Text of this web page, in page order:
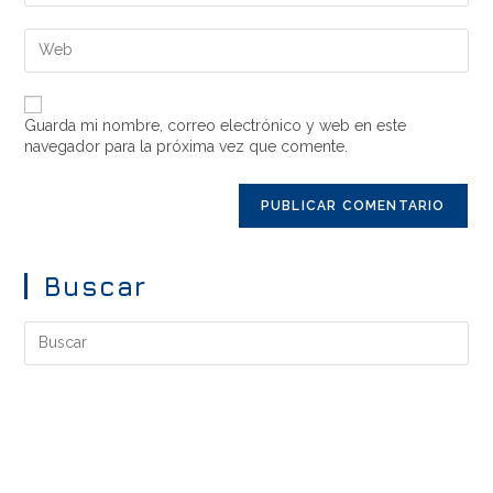
Guarda mi nombre, correo electrónico y web en este
navegador para la próxima vez que comente.
Buscar